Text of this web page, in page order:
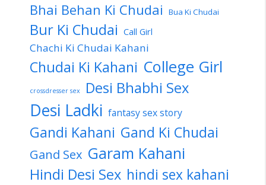
Bhai Behan Ki Chudai Bua Ki Chudai
Bur Ki Chudai Call Girl
Chachi Ki Chudai Kahani
Chudai Ki Kahani College Girl
crossdresser sex Desi Bhabhi Sex
Desi Ladki fantasy sex story
Gandi Kahani Gand Ki Chudai
Gand Sex Garam Kahani
Hindi Desi Sex hindi sex kahani